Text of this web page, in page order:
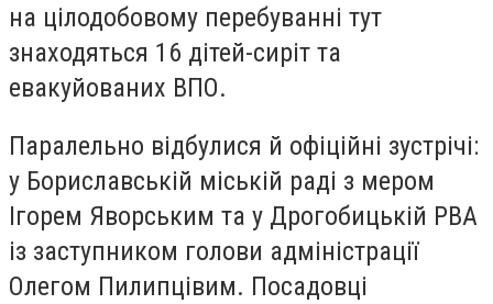
на цілодобовому перебуванні тут
знаходяться 16 дітей-сиріт та
евакуйованих ВПО.
Паралельно відбулися й офіційні зустрічі:
у Бориславській міській раді з мером
Ігорем Яворським та у Дрогобицькій РВА
із заступником голови адміністрації
Олегом Пилипцівим. Посадовці